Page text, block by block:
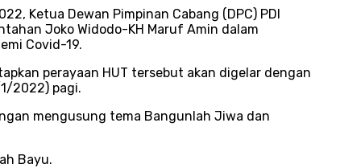
Ketua Dewan Pimpinan Cabang (DPC) PDI
Joko Widodo-KH Maruf Amin dalam
Covid-19.
perayaan HUT tersebut akan digelar dengan
2022) pagi.
mengusung tema Bangunlah Jiwa dan
Bayu.